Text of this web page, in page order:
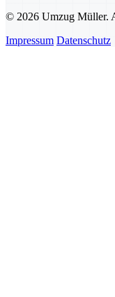
© 2026 Umzug Müller.
Impressum Datenschutz